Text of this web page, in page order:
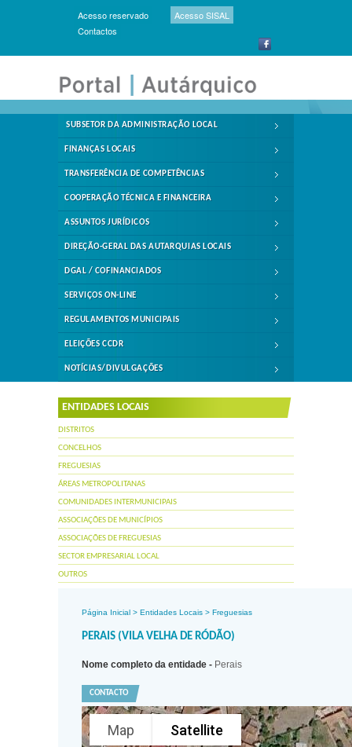
Acesso reservado
Acesso SISAL
Contactos
SUBSETOR DA ADMINISTRAÇÃO LOCAL
FINANÇAS LOCAIS
TRANSFERÊNCIA DE COMPETÊNCIAS
COOPERAÇÃO TÉCNICA E FINANCEIRA
ASSUNTOS JURÍDICOS
DIREÇÃO-GERAL DAS AUTARQUIAS LOCAIS
DGAL / COFINANCIADOS
SERVIÇOS ON-LINE
REGULAMENTOS MUNICIPAIS
ELEIÇÕES CCDR
NOTÍCIAS/DIVULGAÇÕES
ENTIDADES LOCAIS
DISTRITOS
CONCELHOS
FREGUESIAS
ÁREAS METROPOLITANAS
COMUNIDADES INTERMUNICIPAIS
ASSOCIAÇÕES DE MUNICÍPIOS
ASSOCIAÇÕES DE FREGUESIAS
SECTOR EMPRESARIAL LOCAL
OUTROS
Página Inicial > Entidades Locais > Freguesias
PERAIS (VILA VELHA DE RÓDÃO)
Nome completo da entidade - Perais
CONTACTO
Map Satellite